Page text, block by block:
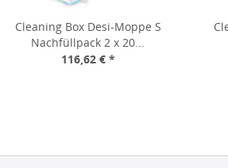
Cleaning Box Desi-Moppe S
Nachfüllpack 2 x 20...
116,62 € *